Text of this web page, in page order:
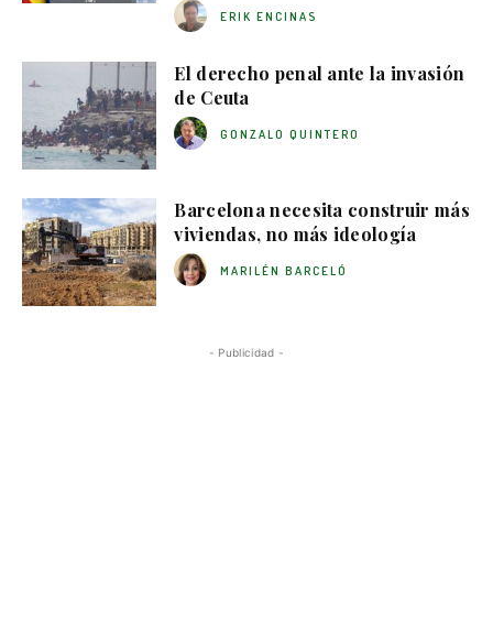
ERIK ENCINAS
El derecho penal ante la invasión
de Ceuta
GONZALO QUINTERO
Barcelona necesita construir más
viviendas, no más ideología
MARILÉN BARCELÓ
- Publicidad -